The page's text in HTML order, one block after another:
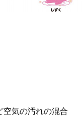
気の汚れの混合